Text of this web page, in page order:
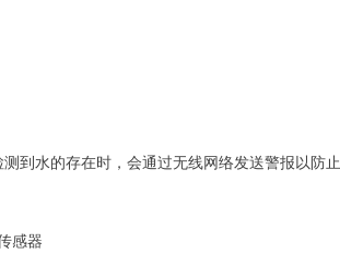
到水的存在时，会通过无线网络发送警报以防
感器